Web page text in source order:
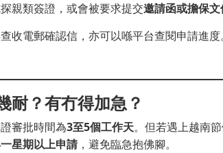
親類簽證，或會被要求提交邀請函或擔保文
收電郵確認信，亦可以喺平台查閱申請進
耐？有冇得加急？
審批時間為3至5個工作天。但若遇上越南
星期以上申請，避免臨急抱佛腳。